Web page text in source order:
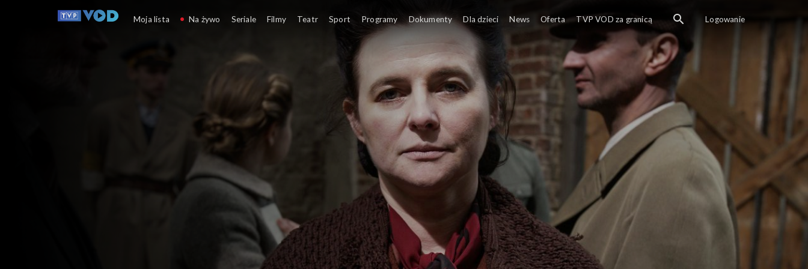
Kulturalni
Moja lista Na żywo Seriale Filmy Teatr Sport Programy Dokumenty Dla dzieci News Oferta TVP VOD za granicą Logowanie